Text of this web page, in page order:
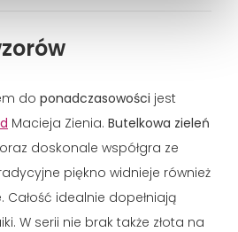
do ponadczasowości jest
Macieja Zienia. Butelkowa zieleń
doskonale współgra ze
piękno widnieje również
idealnie dopełniają
W serii nie brak także złota na